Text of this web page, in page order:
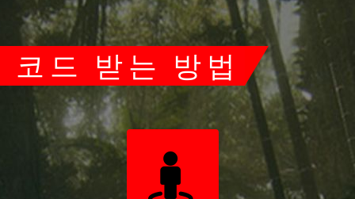
코드 받는 방법